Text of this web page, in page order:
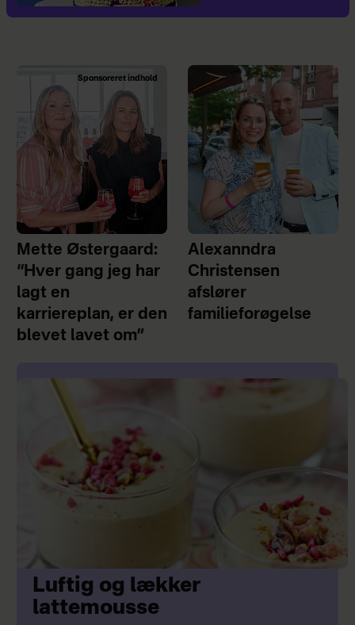
Sponsoreret indhold
Mette Østergaard:
“Hver gang jeg har
lagt en
karriereplan, er den
blevet lavet om”
Alexanndra
Christensen
afslører
familieforøgelse
Luftig og lækker
lattemousse